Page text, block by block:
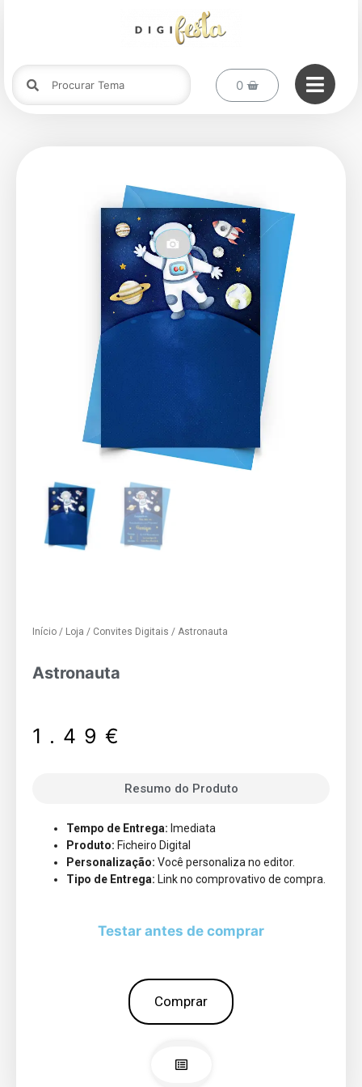
Início / Loja / Convites Digitais / Astronauta
Astronauta
1.49 €
Resumo do Produto
Tempo de Entrega: Imediata
Produto: Ficheiro Digital
Personalização: Você personaliza no editor.
Tipo de Entrega: Link no comprovativo de compra.
Testar antes de comprar
Comprar